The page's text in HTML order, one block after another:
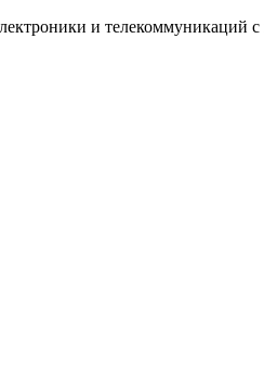
и телекоммуникаций